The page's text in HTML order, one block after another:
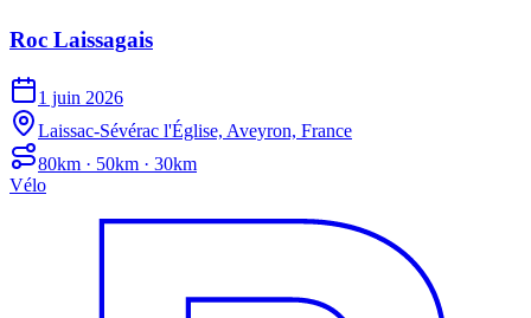
Roc Laissagais
1 juin 2026
Laissac-Sévérac l'Église, Aveyron, France
80km · 50km · 30km
Vélo